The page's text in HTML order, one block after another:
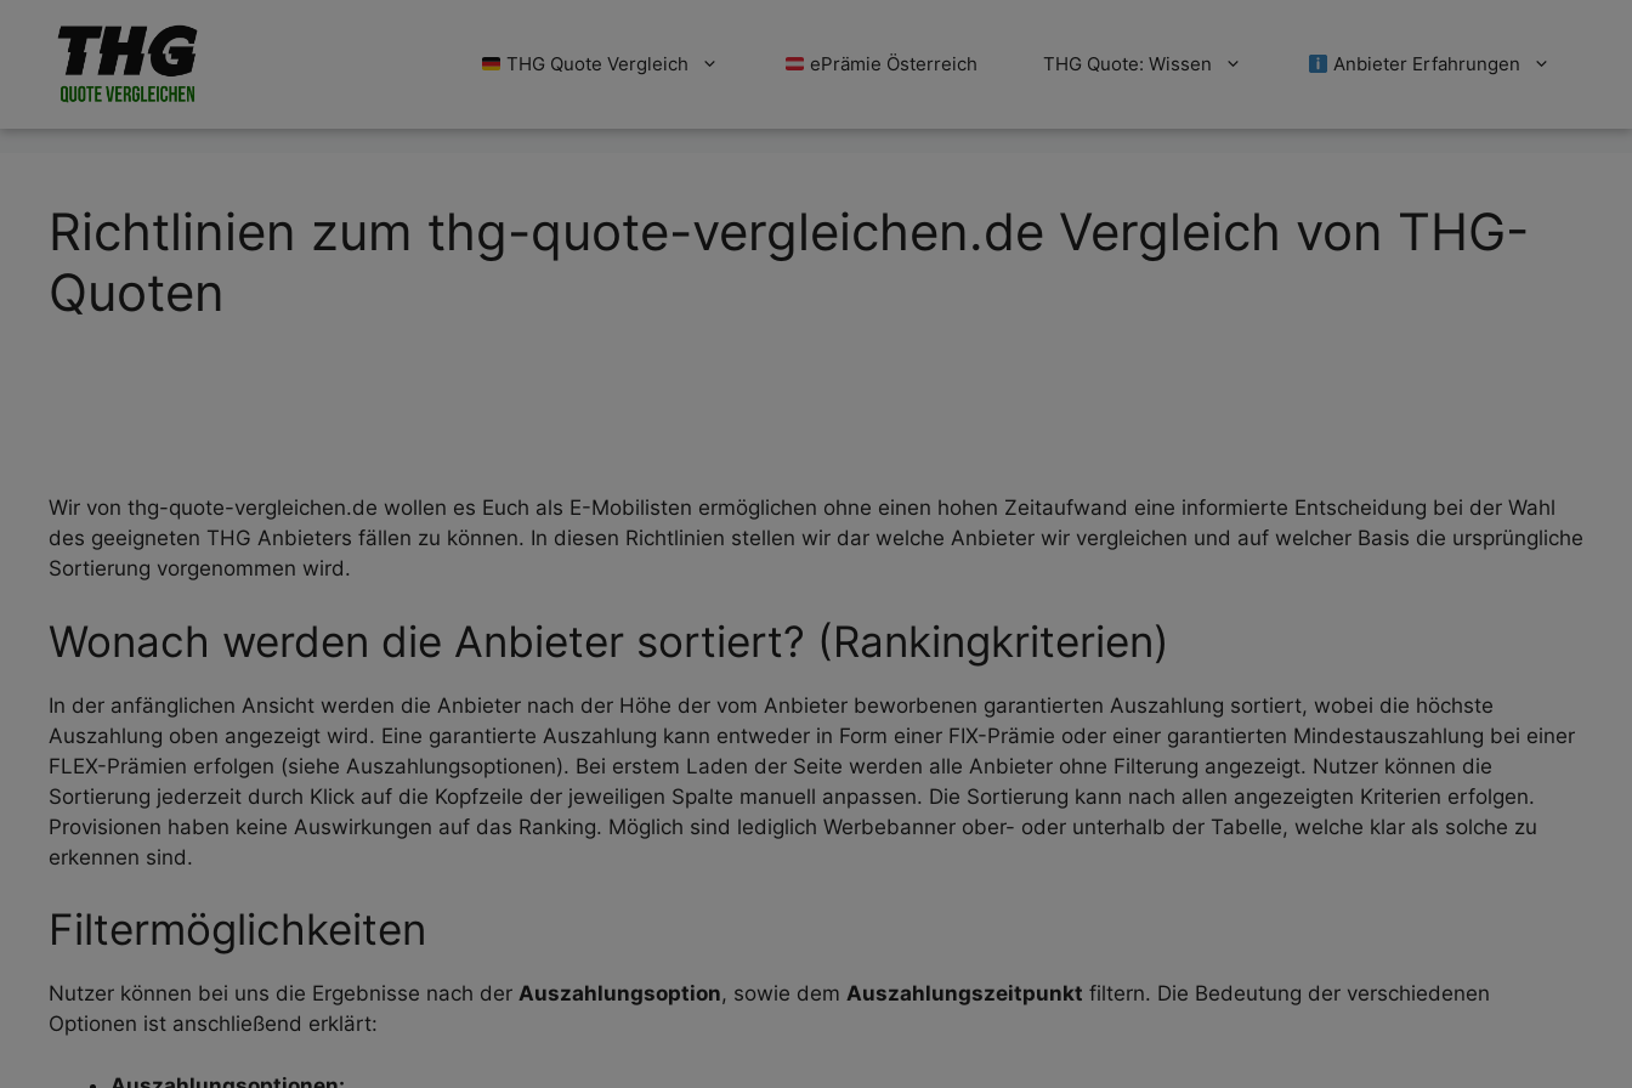
springen
THG Quote Vergleich ePrämie Österreich THG Quote: Wissen Anbieter Erfahrungen
Richtlinien zum thg-quote-vergleichen.de Vergleich von THG-
Quoten
Wir von thg-quote-vergleichen.de wollen es Euch als E-Mobilisten ermöglichen ohne einen hohen Zeitaufwand eine informierte Entscheidung bei der Wahl
des geeigneten THG Anbieters fällen zu können. In diesen Richtlinien stellen wir dar welche Anbieter wir vergleichen und auf welcher Basis die ursprüngliche
Sortierung vorgenommen wird.
Wonach werden die Anbieter sortiert? (Rankingkriterien)
In der anfänglichen Ansicht werden die Anbieter nach der Höhe der vom Anbieter beworbenen garantierten Auszahlung sortiert, wobei die höchste
Auszahlung oben angezeigt wird. Eine garantierte Auszahlung kann entweder in Form einer FIX-Prämie oder einer garantierten Mindestauszahlung bei einer
FLEX-Prämien erfolgen (siehe Auszahlungsoptionen). Bei erstem Laden der Seite werden alle Anbieter ohne Filterung angezeigt. Nutzer können die
Sortierung jederzeit durch Klick auf die Kopfzeile der jeweiligen Spalte manuell anpassen. Die Sortierung kann nach allen angezeigten Kriterien erfolgen.
Provisionen haben keine Auswirkungen auf das Ranking. Möglich sind lediglich Werbebanner ober- oder unterhalb der Tabelle, welche klar als solche zu
erkennen sind.
Filtermöglichkeiten
Nutzer können bei uns die Ergebnisse nach der Auszahlungsoption, sowie dem Auszahlungszeitpunkt filtern. Die Bedeutung der verschiedenen
Optionen ist anschließend erklärt: